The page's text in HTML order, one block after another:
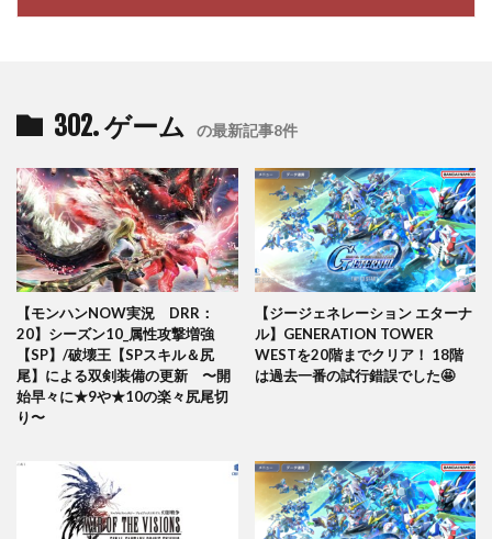
302. ゲーム の最新記事8件
【モンハンNOW実況 DRR：
20】シーズン10_属性攻撃増強
【SP】/破壊王【SPスキル＆尻
尾】による双剣装備の更新 〜開
始早々に★9や★10の楽々尻尾切
り〜
【ジージェネレーション エターナ
ル】GENERATION TOWER
WESTを20階までクリア！ 18階
は過去一番の試行錯誤でした🤩